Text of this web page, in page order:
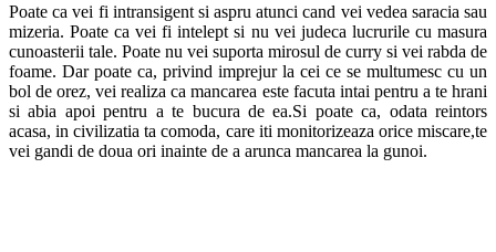
Poate ca vei fi intransigent si aspru atunci cand vei vedea saracia sau
mizeria. Poate ca vei fi intelept si nu vei judeca lucrurile cu masura
cunoasterii tale. Poate nu vei suporta mirosul de curry si vei rabda de
foame. Dar poate ca, privind imprejur la cei ce se multumesc cu un
bol de orez, vei realiza ca mancarea este facuta intai pentru a te hrani
si abia apoi pentru a te bucura de ea.Si poate ca, odata reintors
acasa, in civilizatia ta comoda, care iti monitorizeaza orice miscare,te
vei gandi de doua ori inainte de a arunca mancarea la gunoi.